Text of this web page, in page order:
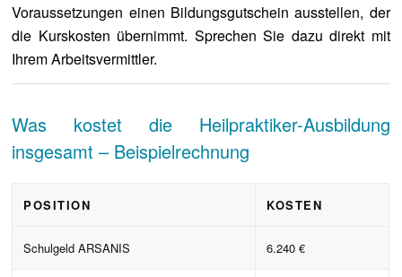
Voraussetzungen einen Bildungsgutschein ausstellen, der
die Kurskosten übernimmt. Sprechen Sie dazu direkt mit
Ihrem Arbeitsvermittler.
Was kostet die Heilpraktiker-Ausbildung
insgesamt – Beispielrechnung
POSITION KOSTEN
Schulgeld ARSANIS 6.240 €